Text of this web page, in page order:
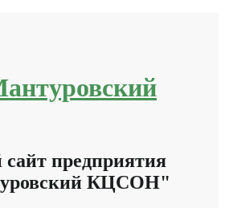
предприятия
КЦСОН"